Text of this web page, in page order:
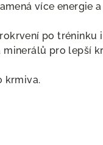
více energie a
po tréninku
minerálů pro lepší
krmiva.